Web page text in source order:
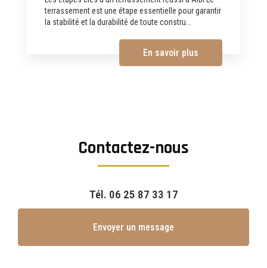
terrassement est une étape essentielle pour garantir
la stabilité et la durabilité de toute constru...
En savoir plus
Contactez-nous
Tél. 06 25 87 33 17
Envoyer un message